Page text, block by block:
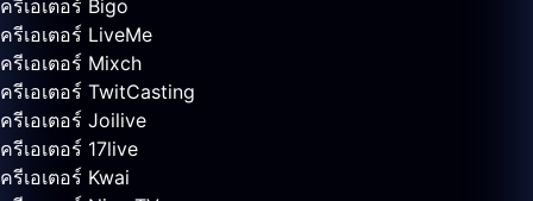
ครีเอเตอร์ Bigo
ครีเอเตอร์ LiveMe
ครีเอเตอร์ Mixch
ครีเอเตอร์ TwitCasting
ครีเอเตอร์ Joilive
ครีเอเตอร์ 17live
ครีเอเตอร์ Kwai